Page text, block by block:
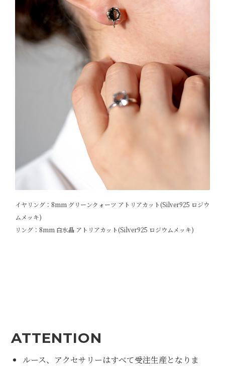
イヤリング：8mm グリーンクォーツ アトリアカット(Silver925 ロジウ
ムメッキ)
リング：8mm 白水晶 アトリアカット(Silver925 ロジウムメッキ)
ATTENTION
ルース、アクセサリーはすべて受注生産となりま